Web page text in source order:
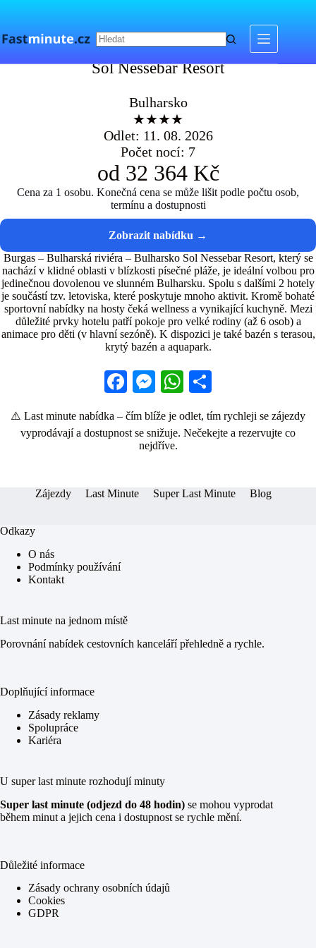
Sol Nessebar Resort
Sol Nessebar Resort
Bulharsko
★★★★
Odlet: 11. 08. 2026
Počet nocí: 7
od 32 364 Kč
Cena za 1 osobu. Konečná cena se může lišit podle počtu osob,
termínu a dostupnosti
Burgas – Bulharská riviéra – Bulharsko Sol Nessebar Resort, který se
nachází v klidné oblasti v blízkosti písečné pláže, je ideální volbou pro
jedinečnou dovolenou ve slunném Bulharsku. Spolu s dalšími 2 hotely
je součástí tzv. letoviska, které poskytuje mnoho aktivit. Kromě bohaté
sportovní nabídky na hosty čeká wellness a vynikající kuchyně. Mezi
důležité prvky hotelu patří pokoje pro velké rodiny (až 6 osob) a
animace pro děti (v hlavní sezóně). K dispozici je také bazén s terasou,
krytý bazén a aquapark.
Fa
bo
ok
M
se
ng
W
ts re
⚠️ Last minute nabídka – čím blíže je odlet, tím rychleji se zájezdy
vyprodávají a dostupnost se snižuje. Nečekejte a rezervujte co
nejdříve.
Zájezdy Last Minute Super Last Minute Blog
Odkazy
O nás
Podmínky používání
Kontakt
Last minute na jednom místě
Porovnání nabídek cestovních kanceláří přehledně a rychle.
Doplňující informace
Zásady reklamy
Spolupráce
Kariéra
U super last minute rozhodují minuty
Super last minute (odjezd do 48 hodin) se mohou vyprodat
během minut a jejich cena i dostupnost se rychle mění.
Důležité informace
Zásady ochrany osobních údajů
Cookies
GDPR